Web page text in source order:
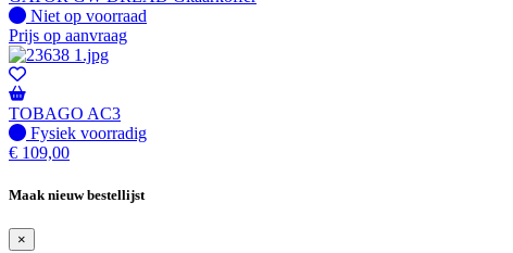
Fysiek voorradig
Niet op voorraad
Prijs op aanvraag
TOBAGO AC3
Fysiek voorradig
Fysiek voorradig
€ 109,00
Maak nieuw bestellijst
×